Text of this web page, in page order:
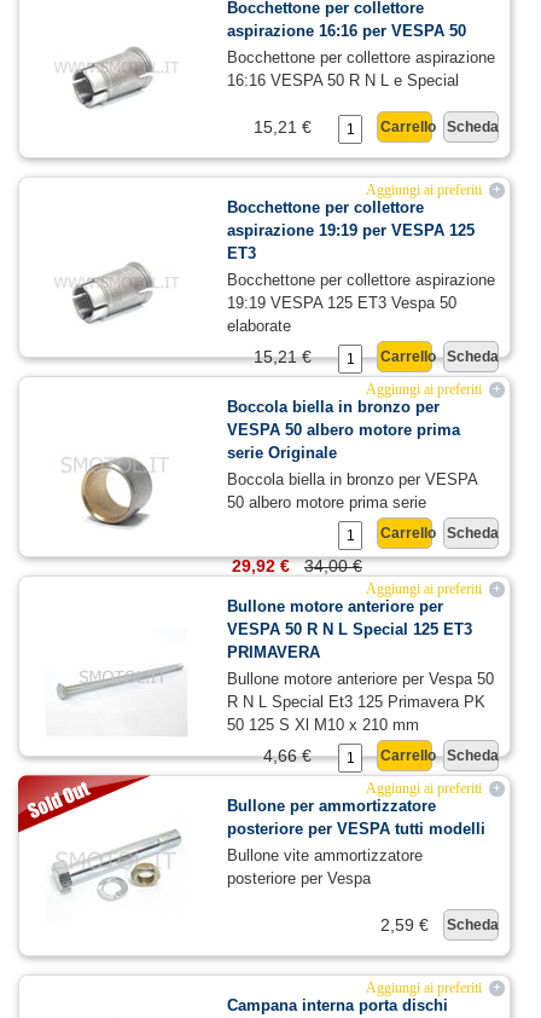
Bocchettone per collettore
aspirazione 16:16 per VESPA 50
Bocchettone per collettore aspirazione
16:16 VESPA 50 R N L e Special
Scheda
Carrello
15,21 €
+
Aggiungi ai preferiti
Bocchettone per collettore
aspirazione 19:19 per VESPA 125
ET3
Bocchettone per collettore aspirazione
19:19 VESPA 125 ET3 Vespa 50
elaborate
Scheda
Carrello
15,21 €
+
Aggiungi ai preferiti
Boccola biella in bronzo per
VESPA 50 albero motore prima
serie Originale
Boccola biella in bronzo per VESPA
50 albero motore prima serie
Scheda
Carrello
34,00 €
29,92 €
+
Aggiungi ai preferiti
Bullone motore anteriore per
VESPA 50 R N L Special 125 ET3
PRIMAVERA
Bullone motore anteriore per Vespa 50
R N L Special Et3 125 Primavera PK
50 125 S Xl M10 x 210 mm
Scheda
Carrello
4,66 €
+
Aggiungi ai preferiti
Bullone per ammortizzatore
posteriore per VESPA tutti modelli
Bullone vite ammortizzatore
posteriore per Vespa
Scheda
2,59 €
+
Aggiungi ai preferiti
Campana interna porta dischi